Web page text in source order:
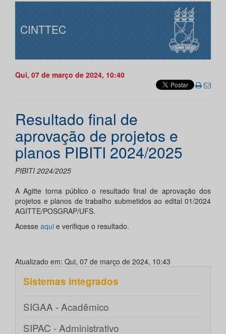
CINTTEC
Qui, 07 de março de 2024, 10:40
Resultado final de
aprovação de projetos e
planos PIBITI 2024/2025
PIBITI 2024/2025
A Agitte torna público o resultado final de aprovação dos
projetos e planos de trabalho submetidos ao edital 01/2024
AGITTE/POSGRAP/UFS.
Acesse aqui e verifique o resultado.
Atualizado em: Qui, 07 de março de 2024, 10:43
Sistemas integrados
SIGAA - Acadêmico
SIPAC - Administrativo